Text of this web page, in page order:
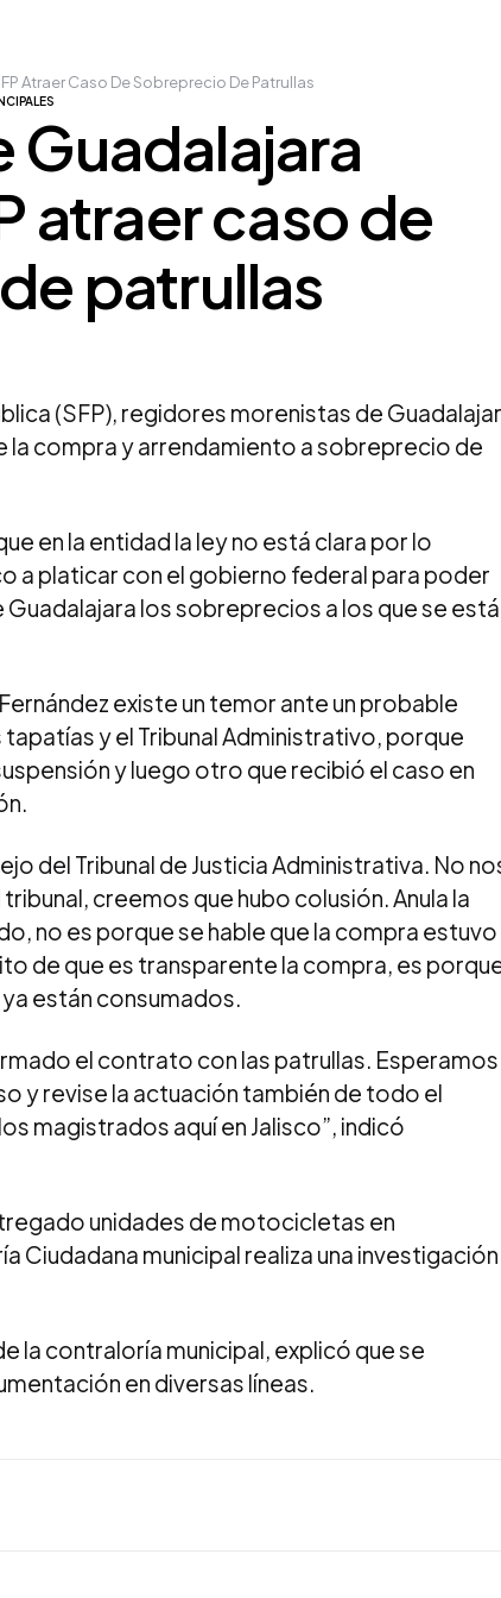
Guadalajara
atraer caso de
patrullas
Atraer Caso De Sobreprecio De Patrullas
(SFP), regidores morenistas de
la compra y arrendamiento a sobreprecio de
en la entidad la ley no está clara por lo
a platicar con el gobierno federal para poder
los sobreprecios a los que se
existe un temor ante un probable
y el Tribunal Administrativo, porque
y luego otro que recibió el caso en
del Tribunal de Justicia Administrativa. No
creemos que hubo colusión. Anula la
no es porque se hable que la compra estuvo
de que es transparente la compra, es
están consumados.
el contrato con las patrullas. Esperamos
y revise la actuación también de todo el
magistrados aquí en Jalisco”, indicó
unidades de motocicletas en
Ciudadana municipal realiza una investigación
la contraloría municipal, explicó que se
en diversas líneas.